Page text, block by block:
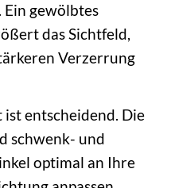
gewölbtes
das Sichtfeld,
Verzerrung
entscheidend. Die
schwenk- und
optimal an Ihre